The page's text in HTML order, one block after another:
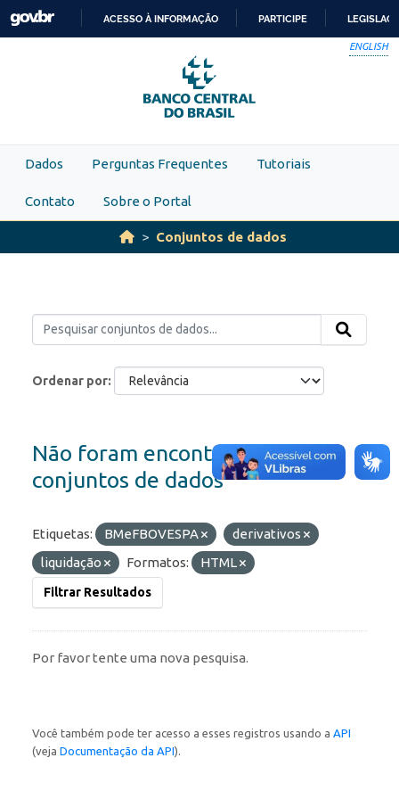
Skip to main content
PARA
O
CONTEÚDO
ACESSO À INFORMAÇÃO PARTICIPE
ENGLISH
Dados Perguntas Frequentes Tutoriais
Contato Sobre o Portal
Conjuntos de dados
Ordenar por
Não foram encontrados
conjuntos de dados
Etiquetas: BMeFBOVESPA
derivativos
liquidação
Formatos: HTML
Filtrar Resultados
Por favor tente uma nova pesquisa.
Você também pode ter acesso a esses registros usando a API
(veja Documentação da API).